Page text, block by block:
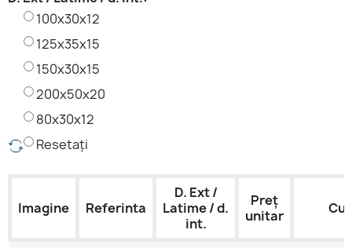
100x30x12
125x35x15
150x30x15
200x50x20
80x30x12
Resetați
Imagine Referinta
D. Ext /
Latime / d.
int.
Preț
unitar